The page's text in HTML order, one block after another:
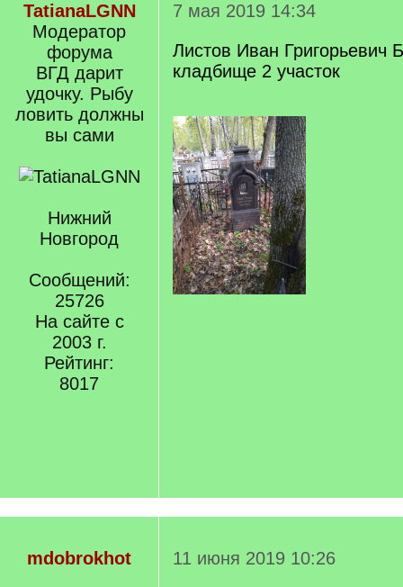
TatianaLGNN
Модератор
форума
ВГД дарит
удочку. Рыбу
ловить должны
вы сами
Нижний
Новгород
Сообщений:
25726
На сайте с
2003 г.
Рейтинг:
8017
7 мая 2019 14:34
Листов Иван Григорьевич
кладбище 2 участок
mdobrokhot
11 июня 2019 10:26